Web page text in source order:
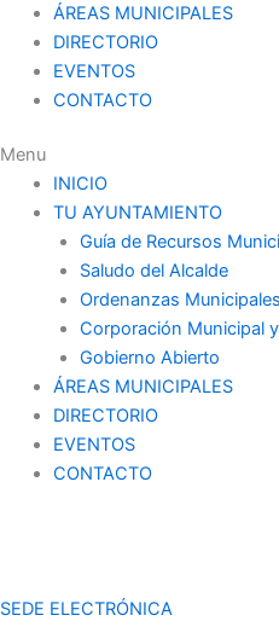
ÁREAS MUNICIPALES
DIRECTORIO
EVENTOS
CONTACTO
Menu
INICIO
TU AYUNTAMIENTO
Guía de Recursos
Saludo del Alcalde
Ordenanzas Municipales
Corporación Municipal
Gobierno Abierto
ÁREAS MUNICIPALES
DIRECTORIO
EVENTOS
CONTACTO
SEDE ELECTRÓNICA